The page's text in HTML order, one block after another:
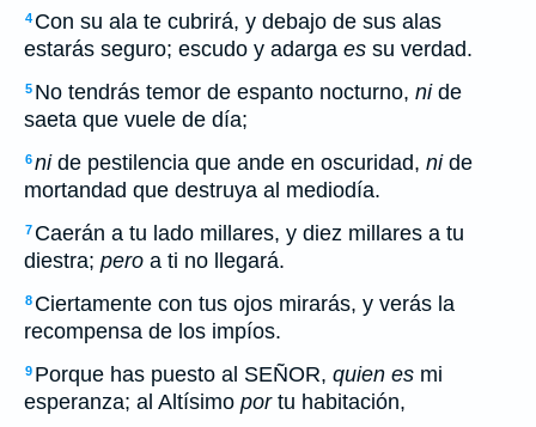
4 Con su ala te cubrirá, y debajo de sus alas
estarás seguro; escudo y adarga es su verdad.
5 No tendrás temor de espanto nocturno, nide
saeta que vuele de día;
6nide pestilencia que ande en oscuridad, nide
mortandad que destruya al mediodía.
7 Caerán a tu lado millares, y diez millares a tu
diestra; pero a ti no llegará.
8 Ciertamente con tus ojos mirarás, y verás la
recompensa de los impíos.
9 Porque has puesto al SEÑOR, quien es mi
esperanza; al Altísimo portu habitación,